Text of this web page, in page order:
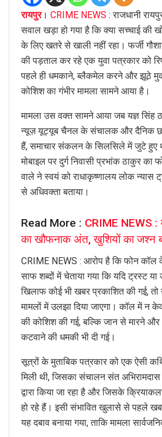
रायपुर। CRIME NEWS : राजधानी
सवाल खड़ा हो गया है कि क्या सच्चाई की
के लिए खतरे से खाली नहीं रहा। फर्जी
की पड़ताल कर रहे एक युवा पत्रकार को
पहले ही धमकाने, ब्लैकमेल करने और झूठे
कोशिश का गंभीर मामला सामने आया है।
मामला उस वक्त सामने आया जब यज्ञ सिंह
न्यूज़ यूट्यूब चैनल के संचालक और दैनिक
हैं, समाचार संकलन के सिलसिले में जुटे हुए
मोबाइल पर दुर्ग निवासी प्रभांक ठाकुर
वाले ने स्वयं को राधाकृष्णालय लोक न्यास
से अधिवक्ता बताया।
Read More : CRIME NEWS :
का खौफनाक अंत, खुशियों का जश्न
CRIME NEWS : आरोप है कि फोन कॉल
साफ शब्दों में चेताया गया कि यदि ट्रस्ट
खिलाफ कोई भी खबर प्रकाशित की गई,
मामलों में उलझा दिया जाएगा। कॉल में न
की कोशिश की गई, बल्कि जान से मारने
कटवाने की धमकी भी दी गई।
सूत्रों के मुताबिक पत्रकार को एक ऐसी
मिली थी, जिसका संचालन संत
द्वारा किया जा रहा है और जिसके
हो रहे हैं। इसी संभावित खुलासे से पहले
यह दबाव बनाया गया, ताकि मामला